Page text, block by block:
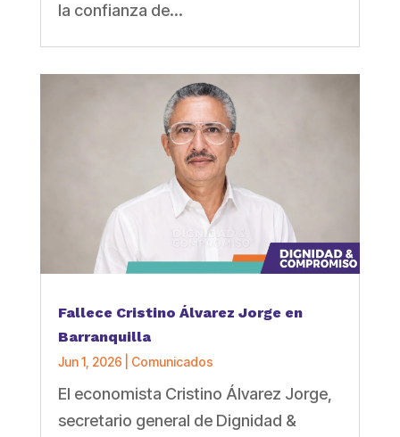
la confianza de...
Fallece Cristino Álvarez Jorge en
Barranquilla
Jun 1, 2026 Comunicados
El economista Cristino Álvarez Jorge,
secretario general de Dignidad &